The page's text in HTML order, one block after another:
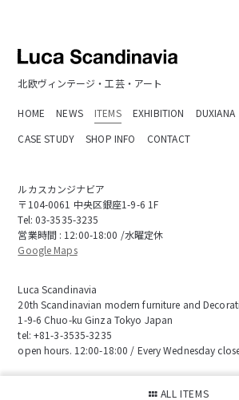
ALL ITEMS
北欧ヴィンテージ・工芸・アート
HOME NEWS ITEMS EXHIBITION DUXIANA
CASE STUDY
SHOP INFO CONTACT
ルカスカンジナビア
〒104-0061 中央区銀座1-9-6 1F
Tel: 03-3535-3235
営業時間 : 12:00-18:00 /水曜定休
Google Maps
Luca Scandinavia
20th Scandinavian modern furniture and
1-9-6 Chuo-ku Ginza Tokyo Japan
tel: +81-3-3535-3235
open hours. 12:00-18:00 / Every Wednesday
特定商取引に基づく